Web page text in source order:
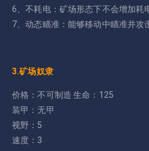
6、不耗电：矿场形态下不会增加耗
7、动态瞄准：能够移动中瞄准并攻
3.矿场奴隶
价格：不可制造 生命：125
装甲：无甲
视野：5
速度：3